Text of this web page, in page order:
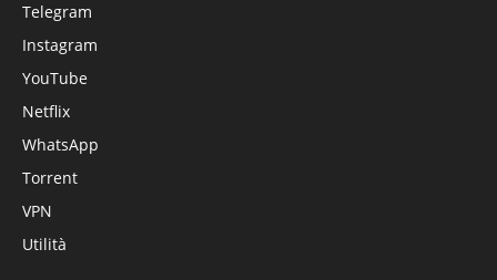
Telegram
Instagram
YouTube
Netflix
WhatsApp
Torrent
VPN
Utilità